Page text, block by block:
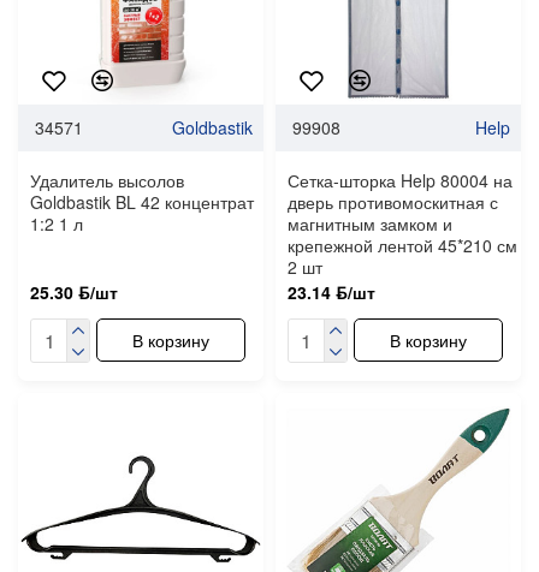
34571 Goldbastik
Удалитель высолов
Goldbastik BL 42 концентрат
1:2 1 л
25.30 ƃ/шт
В корзину
99908 Help
Сетка-шторка Help 80004 на
дверь противомоскитная с
магнитным замком и
крепежной лентой 45*210 см
2 шт
23.14 ƃ/шт
В корзину